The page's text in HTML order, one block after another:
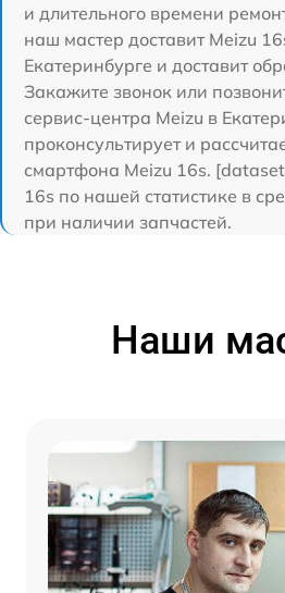
и длительного времени
наш мастер доставит Meizu
Екатеринбурге и доставит
Закажите звонок или
сервис-центра Meizu в
проконсультирует и
смартфона Meizu 16s.
16s по нашей статистике в
при наличии запчастей.
Наши